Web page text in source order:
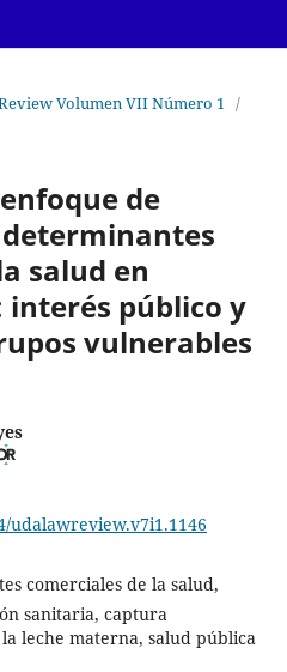
Volumen VII Número 1 /
de
salud en
público y
vulnerables
udalawreview.v7i1.1146
comerciales de la salud,
sanitaria, captura
leche materna, salud pública